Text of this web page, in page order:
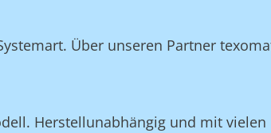
Über unseren Partner
Herstellunabhängig und mit